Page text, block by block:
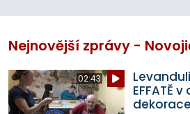
Nejnovější zprávy -
02:43
EFFATĚ
dekorace